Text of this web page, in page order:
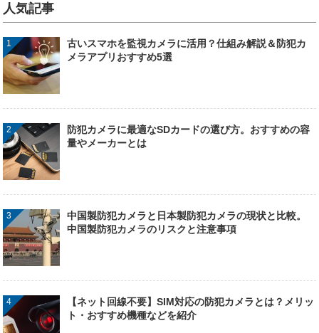
人気記事
古いスマホを監視カメラに活用？仕組み解説＆防犯カ
メラアプリおすすめ5選
防犯カメラに最適なSDカードの選び方。おすすめの容
量やメーカーとは
中国製防犯カメラと日本製防犯カメラの現状と比較。
中国製防犯カメラのリスクと注意事項
【ネット回線不要】SIM対応の防犯カメラとは？メリッ
ト・おすすめ機種などを紹介